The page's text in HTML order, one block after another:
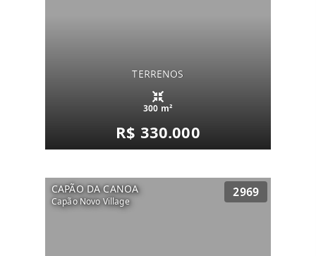
TERRENOS
300 m²
R$ 330.000
CAPÃO DA CANOA
Capão Novo Village
2969